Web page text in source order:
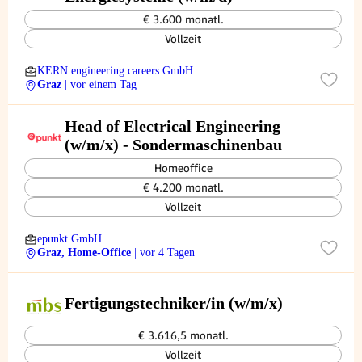
€ 3.600 monatl.
Vollzeit
KERN engineering careers GmbH
Graz
| vor einem Tag
Head of Electrical Engineering
(w/m/x) - Sondermaschinenbau
Homeoffice
€ 4.200 monatl.
Vollzeit
epunkt GmbH
Graz, Home-Office
| vor 4 Tagen
Fertigungstechniker/in (w/m/x)
€ 3.616,5 monatl.
Vollzeit